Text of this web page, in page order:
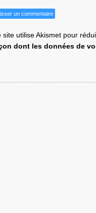
site utilise Akismet pour
dont les données de